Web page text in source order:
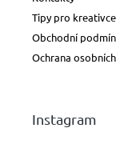
Tipy pro kreativce
Obchodní
Ochrana
Instagram